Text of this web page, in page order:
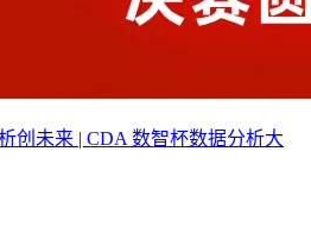
创未来 | CDA 数智杯数据分析大